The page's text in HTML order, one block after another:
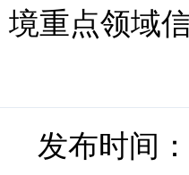
境重点领域
发布时间